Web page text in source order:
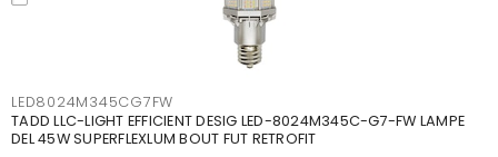
LED8024M345CG7FW
TADD LLC-LIGHT EFFICIENT DESIG LED-8024M345C-G7-FW LAMPE
DEL 45W SUPERFLEXLUM BOUT FUT RETROFIT